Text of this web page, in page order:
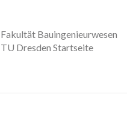
Fakultät Bauingenieurwesen
TU Dresden Startseite